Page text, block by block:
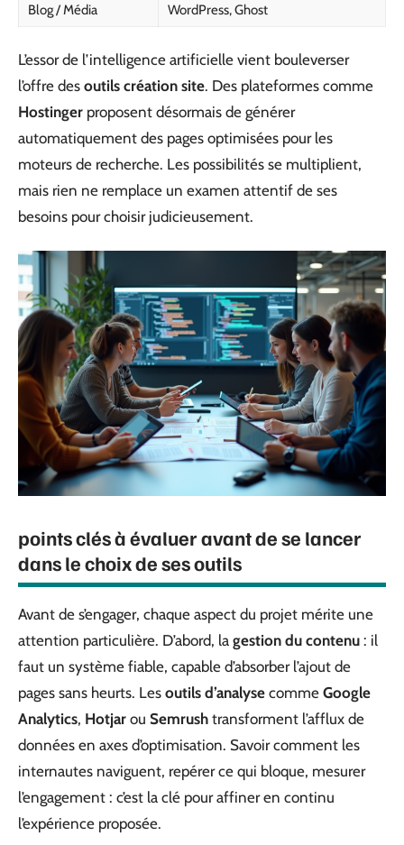
Blog / Média
WordPress, Ghost
L’essor de l’intelligence artificielle vient bouleverser
l’offre des outils création site. Des plateformes comme
Hostinger proposent désormais de générer
automatiquement des pages optimisées pour les
moteurs de recherche. Les possibilités se multiplient,
mais rien ne remplace un examen attentif de ses
besoins pour choisir judicieusement.
points clés à évaluer avant de se lancer
dans le choix de ses outils
Avant de s’engager, chaque aspect du projet mérite une
attention particulière. D’abord, la gestion du contenu : il
faut un système fiable, capable d’absorber l’ajout de
pages sans heurts. Les outils d’analyse comme Google
Analytics, Hotjar ou Semrush transforment l’afflux de
données en axes d’optimisation. Savoir comment les
internautes naviguent, repérer ce qui bloque, mesurer
l’engagement : c’est la clé pour affiner en continu
l’expérience proposée.